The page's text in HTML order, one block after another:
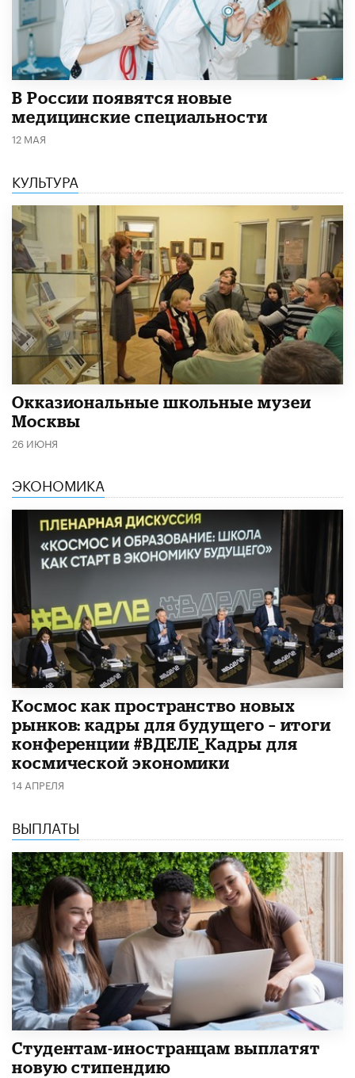
В России появятся новые
медицинские специальности
12 МАЯ
КУЛЬТУРА
​Окказиональные школьные музеи
Москвы
26 ИЮНЯ
ЭКОНОМИКА
Космос как пространство новых
рынков: кадры для будущего – итоги
конференции #ВДЕЛЕ_Кадры для
космической экономики
14 АПРЕЛЯ
ВЫПЛАТЫ
Студентам-иностранцам выплатят
новую стипендию